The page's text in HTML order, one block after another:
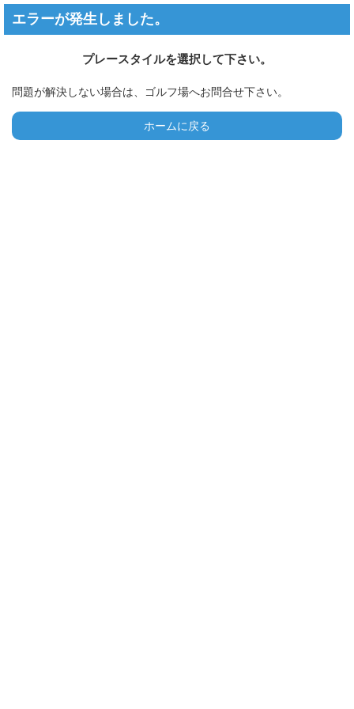
エラーが発生しました。
プレースタイルを選択して下さい。
問題が解決しない場合は、ゴルフ場へお問合せ下さい。
ホームに戻る